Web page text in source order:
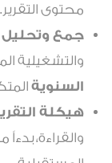
محتوى التقرير.
جمع وتحليل
والتشغيلية
السنوية
هيكلة
والقراءة،